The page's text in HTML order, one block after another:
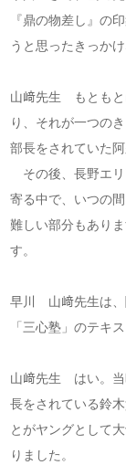
『鼎の物差し』の
うと思ったきっか
山﨑先生 もともと
り、それが一つの
部長をされていた
その後、長野エリ
寄る中で、いつの
難しい部分もあり
す。
早川 山﨑先生は、
「三心塾」のテキ
山﨑先生 はい。当
長をされている鈴
とがヤングとして
りました。